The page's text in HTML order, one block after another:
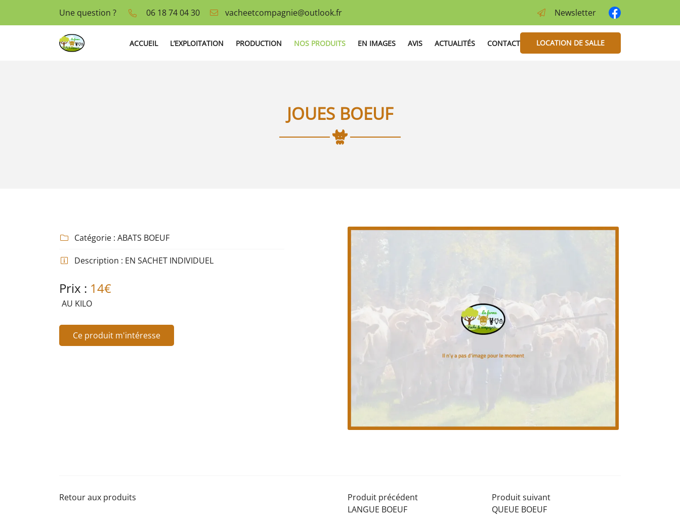
Une question ? 06 18 74 04 30 Newsletter
ACCUEIL L’EXPLOITATION PRODUCTION NOS PRODUITS EN IMAGES AVIS ACTUALITÉS CONTACT LOCATION DE SALLE
85440 Talmont-Saint-Hilaire
Recopier le code ci-contre
l'adresse email indiqué ci-dessus. Vous pouvez vous désinscrire à tout moment en
le formulaire de désinscription
JOUES BOEUF
 Catégorie : ABATS BOEUF
 Description : EN SACHET INDIVIDUEL
Prix : 14€
AU KILO
Ce produit m'intéresse
Retour aux produits
Produit précédent
LANGUE BOEUF
Produit suivant
QUEUE BOEUF